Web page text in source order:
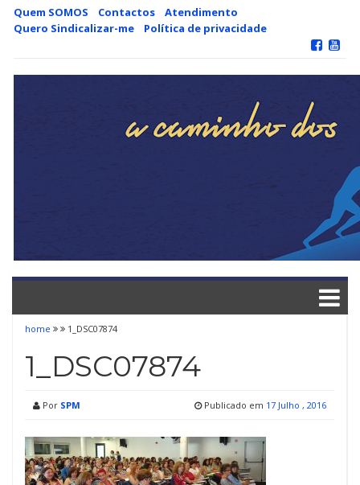
Skip
content
Quem SOMOS Contactos
Atendimento
Quero Sindicalizar-me
Política de privacidade
home 1_DSC07874
1_DSC07874
Por SPM Publicado em 17 Julho , 2016